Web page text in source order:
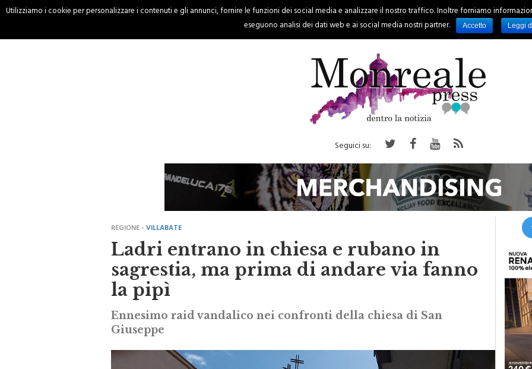
HOME CRONACA PALERMO REGIONE EVENTI RUBRICHE SPORT
Seguici su:
Ladri entrano in chiesa e rubano in
sagrestia, ma prima di andare via fanno
la pipì
Ennesimo raid vandalico nei confronti della chiesa di San
Giuseppe
Utilizziamo i cookie per personalizzare i contenuti e gli annunci, fornire le funzioni dei social media e analizzare il nostro traffico. Inoltre forniamo
eseguono analisi dei dati web e ai social media nostri partner.
Accetto Leggi